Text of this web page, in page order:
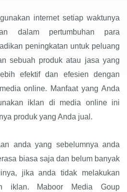
internet setiap waktunya
dalam pertumbuhan para
peningkatan untuk peluang
sebuah produk atau jasa yang
efektif dan efesien dengan
online. Manfaat yang Anda
iklan di media online ini
produk yang Anda jual.
anda yang sebelumnya anda
biasa saja dan belum banyak
jika anda tidak melakukan
iklan. Maboor Media Goup